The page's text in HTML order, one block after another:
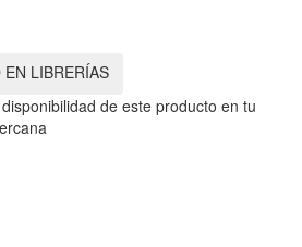
EN LIBRERÍAS
de este producto en tu